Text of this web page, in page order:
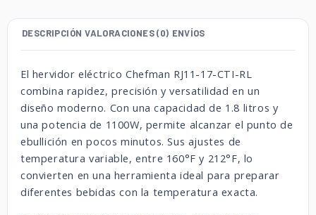
DESCRIPCIÓN VALORACIONES (0) ENVÍOS
El hervidor eléctrico Chefman RJ11-17-CTI-RL
combina rapidez, precisión y versatilidad en un
diseño moderno. Con una capacidad de 1.8 litros y
una potencia de 1100W, permite alcanzar el punto de
ebullición en pocos minutos. Sus ajustes de
temperatura variable, entre 160°F y 212°F, lo
convierten en una herramienta ideal para preparar
diferentes bebidas con la temperatura exacta.